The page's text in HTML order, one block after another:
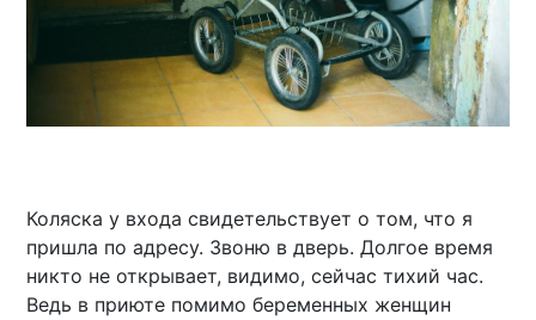
Коляска у входа свидетельствует о том, что я
пришла по адресу. Звоню в дверь. Долгое время
никто не открывает, видимо, сейчас тихий час.
Ведь в приюте помимо беременных женщин